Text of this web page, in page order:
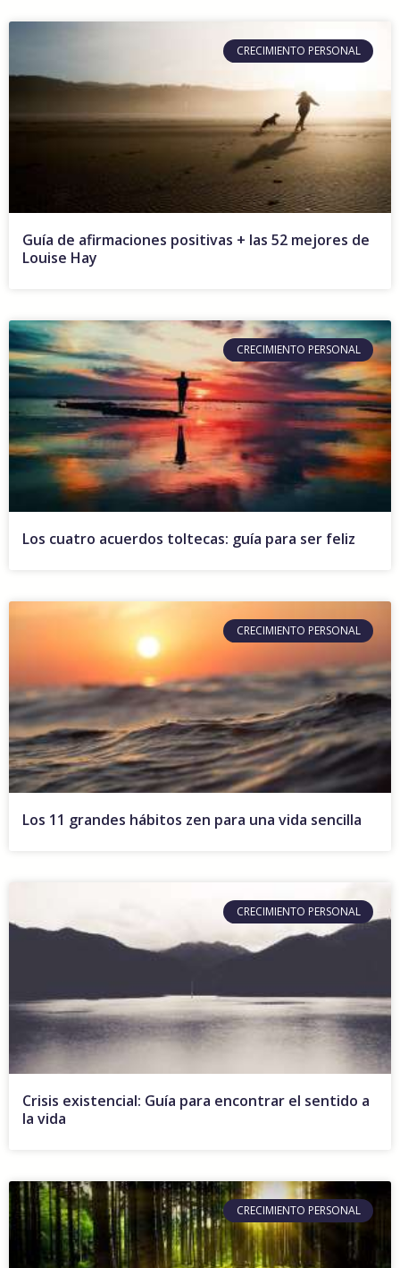
CRECIMIENTO PERSONAL
Guía de afirmaciones positivas + las 52 mejores de
Louise Hay
CRECIMIENTO PERSONAL
Los cuatro acuerdos toltecas: guía para ser feliz
CRECIMIENTO PERSONAL
Los 11 grandes hábitos zen para una vida sencilla
CRECIMIENTO PERSONAL
Crisis existencial: Guía para encontrar el sentido a
la vida
CRECIMIENTO PERSONAL